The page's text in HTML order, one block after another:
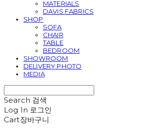
MATERIALS
DAVIS FABRICS
SHOP
SOFA
CHAIR
TABLE
BEDROOM
SHOWROOM
DELIVERY PHOTO
MEDIA
Search 검색
Log In 로그인
Cart장바구니